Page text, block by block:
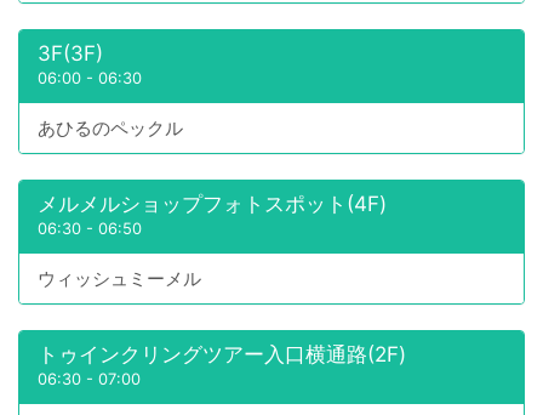
3F(3F)
06:00 - 06:30
あひるのペックル
メルメルショップフォトスポット(4F)
06:30 - 06:50
ウィッシュミーメル
トゥインクリングツアー入口横通路(2F)
06:30 - 07:00